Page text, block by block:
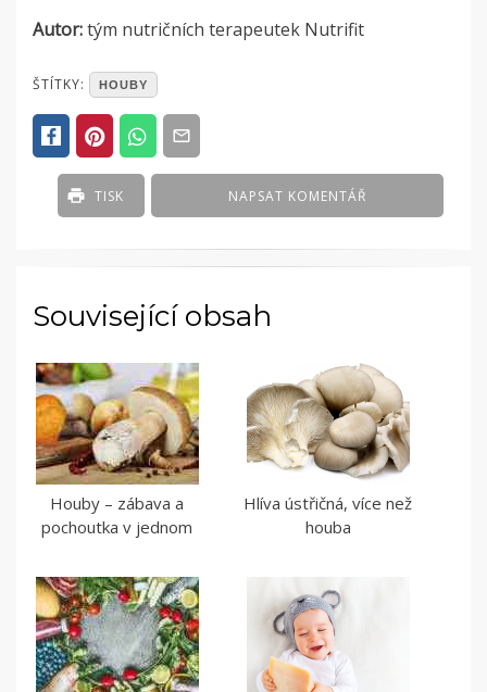
Autor:tým nutričních terapeutek Nutrifit
POSTED
ČLÁNKY
ŠTÍTKY: HOUBY
NAPSAT KOMENTÁŘ
TISK
Související obsah
Houby – zábava a
pochoutka v jednom
Hlíva ústřičná, více než
houba